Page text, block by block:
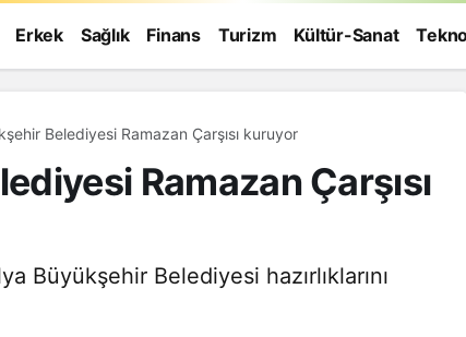
Erkek Sağlık Finans Turizm Kültür-Sanat
Antalya Büyükşehir Belediyesi Ramazan Çarşısı kuruyor
Ramazan Çarşısı
Büyükşehir Belediyesi hazırlıklarını